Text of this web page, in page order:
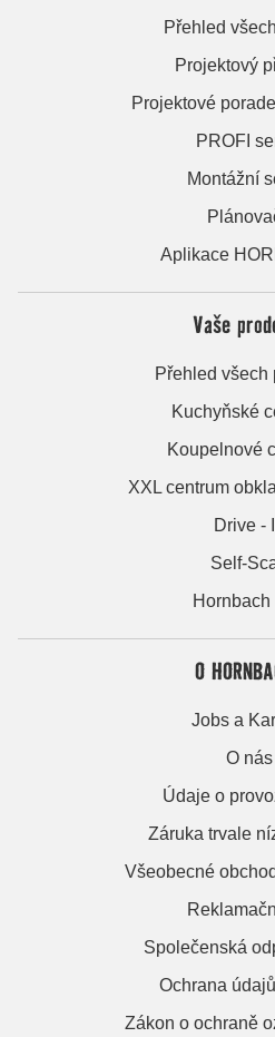
Přehled
Projektový
Projektové
PROFI
Montážní
Aplikace
Vaše
Přehled všech
Kuchyňské
Koupelnové
XXL centrum
Drive -
Self-
Hornbach
O
Jobs a
O nás
Údaje o
Záruka trvale
Všeobecné
Společenská
Ochrana
Zákon o ochraně